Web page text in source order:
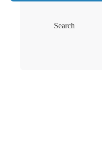
Search